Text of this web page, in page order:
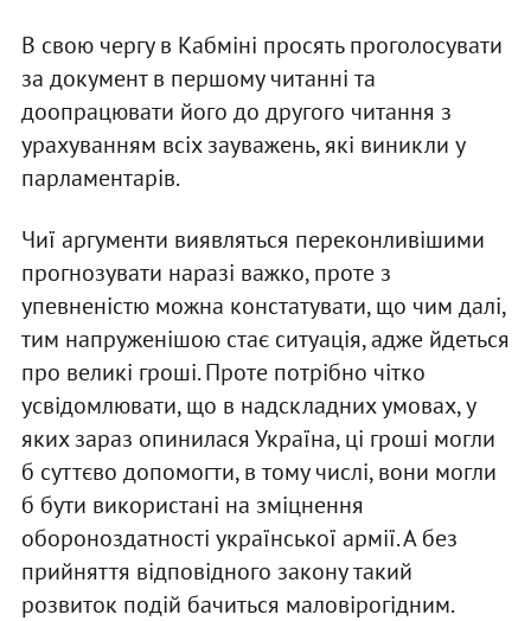
В свою чергу в Кабміні просять проголосувати
за документ в першому читанні та
доопрацювати його до другого читання з
урахуванням всіх зауважень, які виникли у
парламентарів.
Чиї аргументи виявляться переконливішими
прогнозувати наразі важко, проте з
упевненістю можна констатувати, що чим далі,
тим напруженішою стає ситуація, адже йдеться
про великі гроші. Проте потрібно чітко
усвідомлювати, що в надскладних умовах, у
яких зараз опинилася Україна, ці гроші могли
б суттєво допомогти, в тому числі, вони могли
б бути використані на зміцнення
обороноздатності української армії. А без
прийняття відповідного закону такий
розвиток подій бачиться маловірогідним.